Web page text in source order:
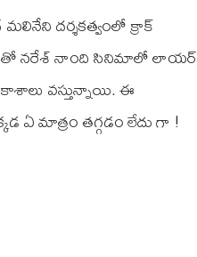
దర్శకత్వంలో క్రాక్
నరేశ్ నాంది సినిమాలో లాయర్
వస్తున్నాయి. ఈ
ఏ మాత్రం తగ్గడం లేదు గా !